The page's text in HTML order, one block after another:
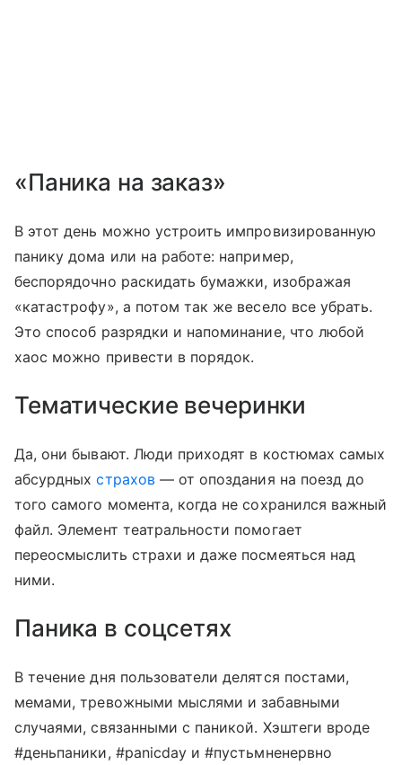
«Паника на заказ»
В этот день можно устроить импровизированную
панику дома или на работе: например,
беспорядочно раскидать бумажки, изображая
«катастрофу», а потом так же весело все убрать.
Это способ разрядки и напоминание, что любой
хаос можно привести в порядок.
Тематические вечеринки
Да, они бывают. Люди приходят в костюмах самых
абсурдныхстрахов— от опоздания на поезд до
того самого момента, когда не сохранился важный
файл. Элемент театральности помогает
переосмыслить страхи и даже посмеяться над
ними.
Паника в соцсетях
В течение дня пользователи делятся постами,
мемами, тревожными мыслями и забавными
случаями, связанными с паникой. Хэштеги вроде
#деньпаники, #panicday и #пустьмненервно